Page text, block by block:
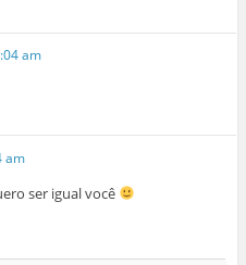
am
am
ser igual você